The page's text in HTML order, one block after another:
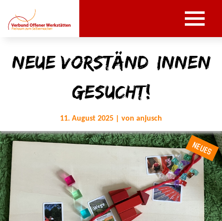
Neue Vorständ*innen
gesucht!
11. August 2025 | von anjusch
NEUES